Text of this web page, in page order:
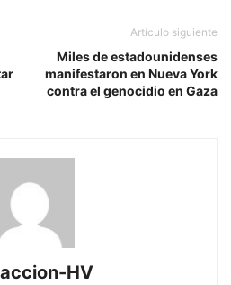
Artículo siguiente
Miles de estadounidenses
manifestaron en Nueva York
contra el genocidio en Gaza
HV